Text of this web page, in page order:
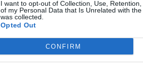
I want to opt-out of Collection, Use,
of my Personal Data that Is Unrelated with
was collected.
Opted Out
CONFIRM